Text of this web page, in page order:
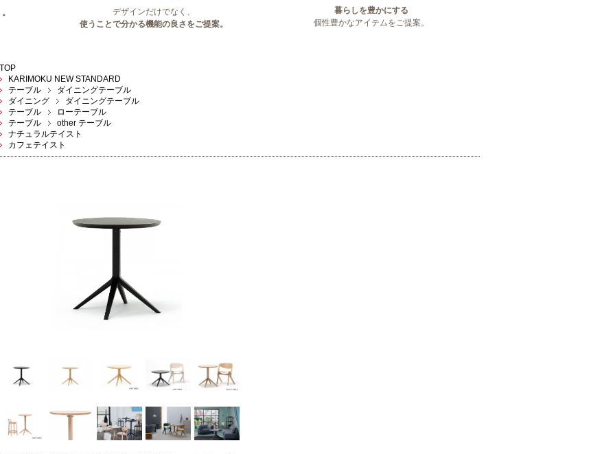
デザインだけでなく、
使うことで分かる機能の良さをご提案。
暮らしを豊かにする
個性豊かなアイテムをご提案。
TOP
KARIMOKU NEW STANDARD
テーブル
ダイニングテーブル
ダイニング
ダイニングテーブル
テーブル
ローテーブル
テーブル
other テーブル
ナチュラルテイスト
カフェテイスト